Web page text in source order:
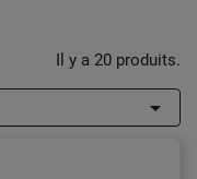
Il y a 20 produits.
